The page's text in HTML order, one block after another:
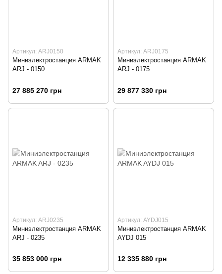
Артикул: ARJ0150
Миниэлектростанция ARMAK
ARJ - 0150
27 885 270 грн
Артикул: ARJ0175
Миниэлектростанция ARMAK
ARJ - 0175
29 877 330 грн
Артикул: ARJ0235
Миниэлектростанция ARMAK
ARJ - 0235
35 853 000 грн
Артикул: AYDJ015
Миниэлектростанция ARMAK
AYDJ 015
12 335 880 грн